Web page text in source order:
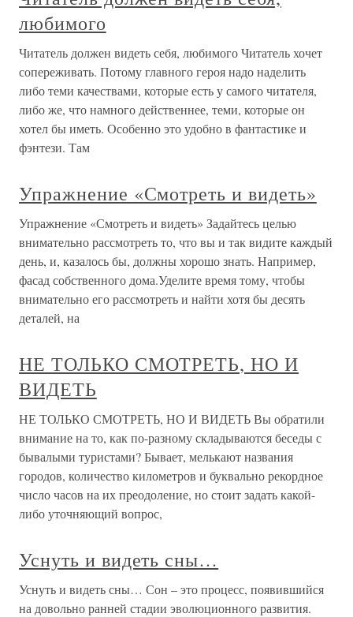
любимого
Читатель должен видеть себя, любимого Читатель хочет
сопереживать. Потому главного героя надо наделить
либо теми качествами, которые есть у самого читателя,
либо же, что намного действеннее, теми, которые он
хотел бы иметь. Особенно это удобно в фантастике и
фэнтези. Там
Упражнение «Смотреть и видеть»
Упражнение «Смотреть и видеть» Задайтесь целью
внимательно рассмотреть то, что вы и так видите каждый
день, и, казалось бы, должны хорошо знать. Например,
фасад собственного дома.Уделите время тому, чтобы
внимательно его рассмотреть и найти хотя бы десять
деталей, на
НЕ ТОЛЬКО СМОТРЕТЬ, НО И
ВИДЕТЬ
НЕ ТОЛЬКО СМОТРЕТЬ, НО И ВИДЕТЬ Вы обратили
внимание на то, как по-разному складываются беседы с
бывалыми туристами? Бывает, мелькают названия
городов, количество километров и буквально рекордное
число часов на их преодоление, но стоит задать какой-
либо уточняющий вопрос,
Уснуть и видеть сны…
Уснуть и видеть сны… Сон – это процесс, появившийся
на довольно ранней стадии эволюционного развития.